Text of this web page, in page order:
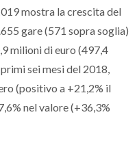
mostra la crescita del
gare (571 sopra soglia)
milioni di euro (497,4
sei mesi del 2018,
(positivo a +21,2% il
nel valore (+36,3%